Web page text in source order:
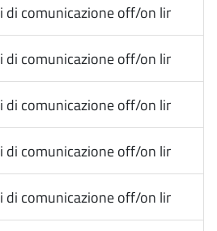
di comunicazione off/on line
di comunicazione off/on line
di comunicazione off/on line
di comunicazione off/on line
di comunicazione off/on line